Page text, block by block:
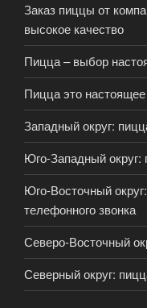
Заказ пиццы от
высокое качество
Пицца – выбор
Пицца это
Западный округ:
Юго-Западный
Юго-Восточный
телефонного звонка
Северо-Восточный
Северный округ: